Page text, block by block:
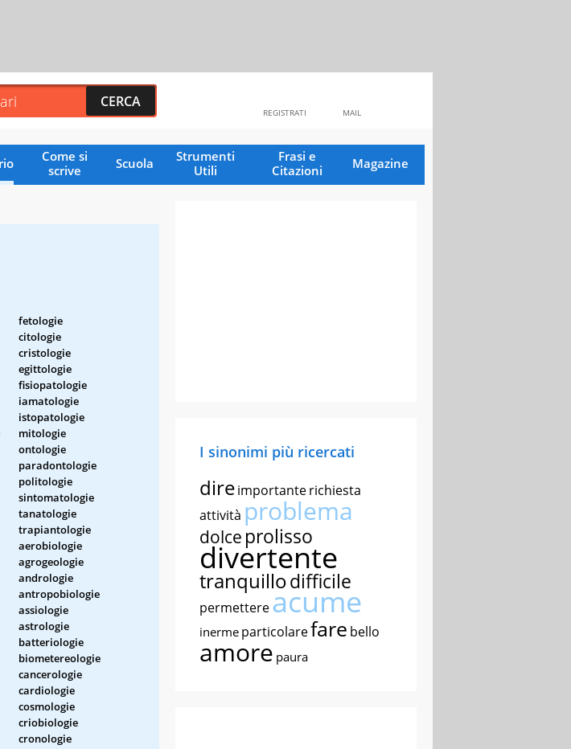
MAIL
REGISTRATI
Come si
scrive
Scuola
Strumenti
Utili
Frasi e
Citazioni
Magazine
fetologie
citologie
cristologie
egittologie
fisiopatologie
iamatologie
istopatologie
mitologie
ontologie
paradontologie
politologie
sintomatologie
tanatologie
trapiantologie
aerobiologie
agrogeologie
andrologie
antropobiologie
assiologie
astrologie
batteriologie
biometereologie
cancerologie
cardiologie
cosmologie
criobiologie
cronologie
I sinonimi più ricercati
direimportanterichiesta
attività problema
dolce prolisso
divertente
tranquillodifficile
permettereacume
inerme particolarefare bello
amore paura